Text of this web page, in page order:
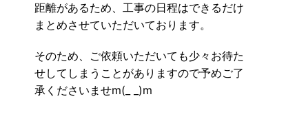
距離があるため、工事の日程はできるだけ
まとめさせていただいております。
そのため、ご依頼いただいても少々お待た
せしてしまうことがありますので予めご了
承くださいませm(_ _)m